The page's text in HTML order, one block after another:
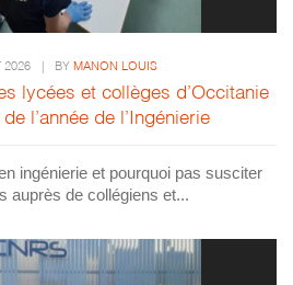
2026 BY MANON LOUIS
lycées et collèges d’Occitanie
l’année de l’Ingénierie
ingénierie et pourquoi pas susciter
auprès de collégiens et...